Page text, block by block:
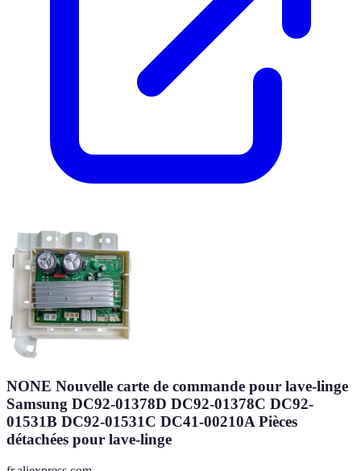
NONE Nouvelle carte de commande pour lave-linge
Samsung DC92-01378D DC92-01378C DC92-
01531B DC92-01531C DC41-00210A Pièces
détachées pour lave-linge